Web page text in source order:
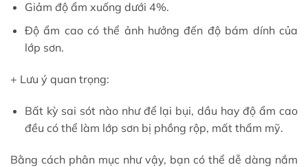
Giảm độ ẩm xuống dưới 4%.
Độ ẩm cao có thể ảnh hưởng đến độ bám dính của
lớp sơn.
+ Lưu ý quan trọng:
Bất kỳ sai sót nào như để lại bụi, dầu hay độ ẩm cao
đều có thể làm lớp sơn bị phồng rộp, mất thẩm mỹ.
Bằng cách phân mục như vậy, bạn có thể dễ dàng nắm